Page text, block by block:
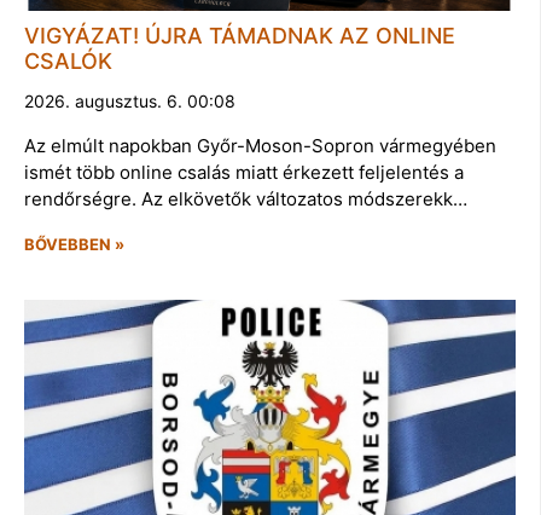
VIGYÁZAT! ÚJRA TÁMADNAK AZ ONLINE
CSALÓK
2026. augusztus. 6. 00:08
Az elmúlt napokban Győr-Moson-Sopron vármegyében
ismét több online csalás miatt érkezett feljelentés a
rendőrségre. Az elkövetők változatos módszerekk…
BŐVEBBEN »